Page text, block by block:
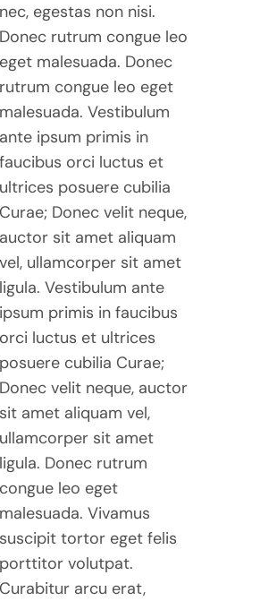
nec, egestas non nisi.
Donec rutrum congue leo
eget malesuada. Donec
rutrum congue leo eget
malesuada. Vestibulum
ante ipsum primis in
faucibus orci luctus et
ultrices posuere cubilia
Curae; Donec velit neque,
auctor sit amet aliquam
vel, ullamcorper sit amet
ligula. Vestibulum ante
ipsum primis in faucibus
orci luctus et ultrices
posuere cubilia Curae;
Donec velit neque, auctor
sit amet aliquam vel,
ullamcorper sit amet
ligula. Donec rutrum
congue leo eget
malesuada. Vivamus
suscipit tortor eget felis
porttitor volutpat.
Curabitur arcu erat,